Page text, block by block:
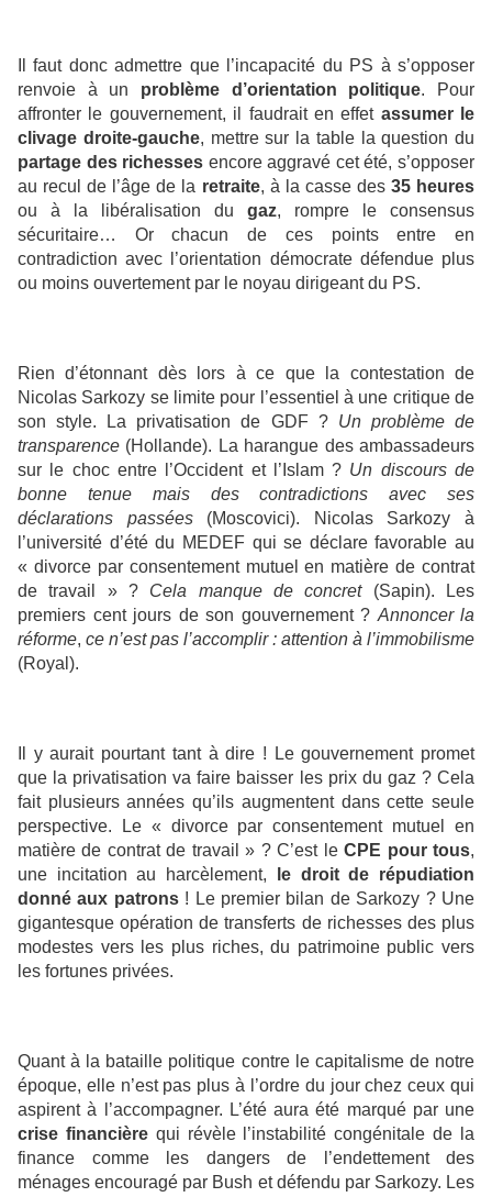
Il faut donc admettre que l’incapacité du PS à s’opposer
renvoie à un problème d’orientation politique. Pour
affronter le gouvernement, il faudrait en effet assumer le
clivage droite-gauche, mettre sur la table la question du
partage des richesses encore aggravé cet été, s’opposer
au recul de l’âge de la retraite, à la casse des 35 heures
ou à la libéralisation du gaz, rompre le consensus
sécuritaire… Or chacun de ces points entre en
contradiction avec l’orientation démocrate défendue plus
ou moins ouvertement par le noyau dirigeant du PS.
Rien d’étonnant dès lors à ce que la contestation de
Nicolas Sarkozy se limite pour l’essentiel à une critique de
son style. La privatisation de GDF ? Un problème de
transparence (Hollande). La harangue des ambassadeurs
sur le choc entre l’Occident et l’Islam ? Un discours de
bonne tenue
mais des contradictions avec ses
déclarations passées(Moscovici). Nicolas Sarkozy à
l’université d’été du MEDEF qui se déclare favorable au
« divorce par consentement mutuel en matière de contrat
de travail » ? Cela manque de concret(Sapin). Les
premiers cent jours de son gouvernement ? Annoncer la
réforme, ce n’est pas l’accomplir : attention à l’immobilisme
(Royal).
Il y aurait pourtant tant à dire ! Le gouvernement promet
que la privatisation va faire baisser les prix du gaz ? Cela
fait plusieurs années qu’ils augmentent dans cette seule
perspective. Le « divorce par consentement mutuel en
matière de contrat de travail » ? C’est leCPE pour tous,
une incitation au harcèlement,
le droit de répudiation
donné aux patrons! Le premier bilan de Sarkozy ? Une
gigantesque opération de transferts de richesses des plus
modestes vers les plus riches, du patrimoine public vers
les fortunes privées.
Quant à la bataille politique contre le capitalisme de notre
époque, elle n’est pas plus à l’ordre du jour chez ceux qui
aspirent à l’accompagner. L’été aura été marqué par une
crise financièrequi révèle l’instabilité congénitale de la
finance comme les dangers de l’endettement des
ménages encouragé par Bush et défendu par Sarkozy. Les